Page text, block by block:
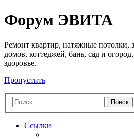
Регистрация
Форум ЭВИТА
Ремонт квартир, натяжные потолки,
домов, коттеджей, бань, сад и
здоровье.
Пропустить
Поиск
Ссылки